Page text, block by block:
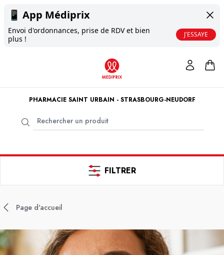
📱 App Médiprix
Envoi d'ordonnances, prise de RDV et bien
plus !
J'ESSAYE
PHARMACIE SAINT URBAIN - STRASBOURG-NEUDORF
FILTRER
Page d'accueil